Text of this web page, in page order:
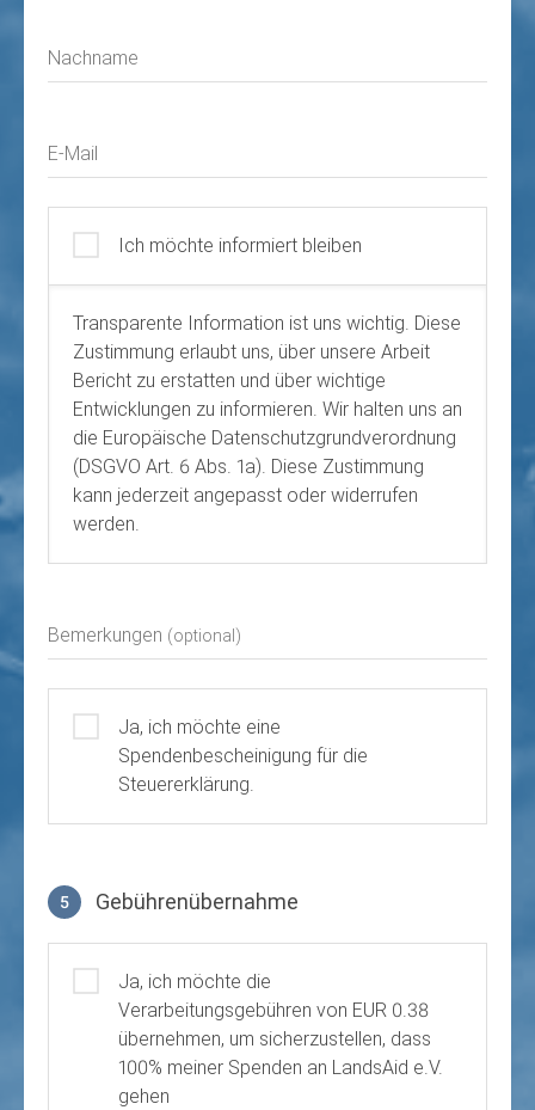
Nachname
E-Mail
Ich möchte informiert bleiben
Transparente Information ist uns wichtig. Diese
Zustimmung erlaubt uns, über unsere Arbeit
Bericht zu erstatten und über wichtige
Entwicklungen zu informieren. Wir halten uns an
die Europäische Datenschutzgrundverordnung
(DSGVO Art. 6 Abs. 1a). Diese Zustimmung
kann jederzeit angepasst oder widerrufen
werden.
Bemerkungen (optional)
Ja, ich möchte eine
Spendenbescheinigung für die
Steuererklärung.
5 Gebührenübernahme
Ja, ich möchte die
Verarbeitungsgebühren von EUR 0.38
übernehmen, um sicherzustellen, dass
100% meiner Spenden an LandsAid e.V.
gehen